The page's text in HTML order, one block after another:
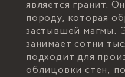
является гранит.
породу, которая
застывшей магмы.
занимает сотни
подходит для
облицовки стен,